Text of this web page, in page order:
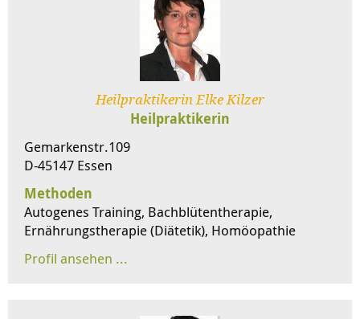
Heilpraktikerin Elke Kilzer
Heilpraktikerin
Gemarkenstr.109
D-45147 Essen
Methoden
Autogenes Training, Bachblütentherapie,
Ernährungstherapie (Diätetik), Homöopathie